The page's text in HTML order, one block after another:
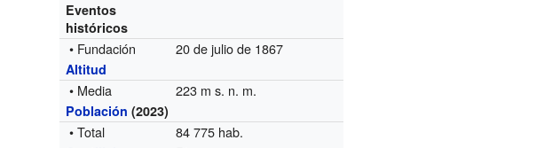
Eventos
históricos
• Fundación 20 de julio de 1867
Altitud
• Media 223 m s. n. m.
Población (2023)
• Total 84 775 hab.